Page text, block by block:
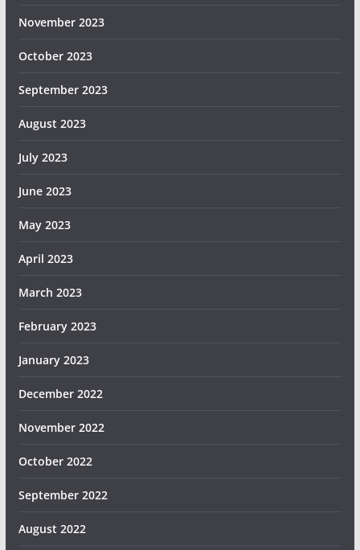
November 2023
October 2023
September 2023
August 2023
July 2023
June 2023
May 2023
April 2023
March 2023
February 2023
January 2023
December 2022
November 2022
October 2022
September 2022
August 2022